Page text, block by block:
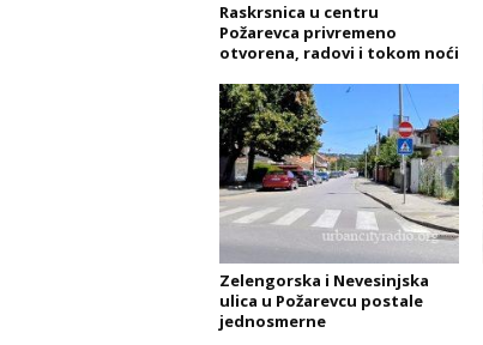
Raskrsnica u centru
Požarevca privremeno
otvorena, radovi i tokom noći
Zelengorska i Nevesinjska
ulica u Požarevcu postale
jednosmerne